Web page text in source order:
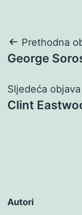
objava
Prethodna
George
Sljedeća objava
Clint
Autori